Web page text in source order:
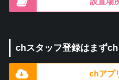
chスタッフ登録はまず
chアプ